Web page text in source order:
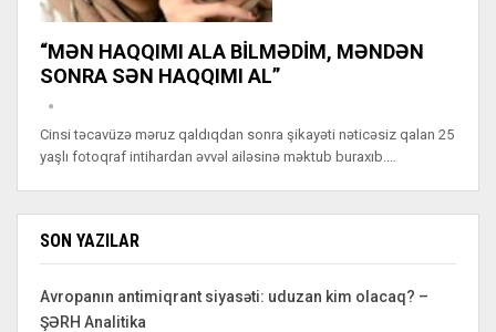
“MƏN HAQQIMI ALA BİLMƏDİM, MƏNDƏN
SONRA SƏN HAQQIMI AL”
Cinsi təcavüzə məruz qaldıqdan sonra şikayəti nəticəsiz qalan 25
yaşlı fotoqraf intihardan əvvəl ailəsinə məktub buraxıb.…
SON YAZILAR
Avropanın antimiqrant siyasəti: uduzan kim olacaq? –
ŞƏRH Analitika